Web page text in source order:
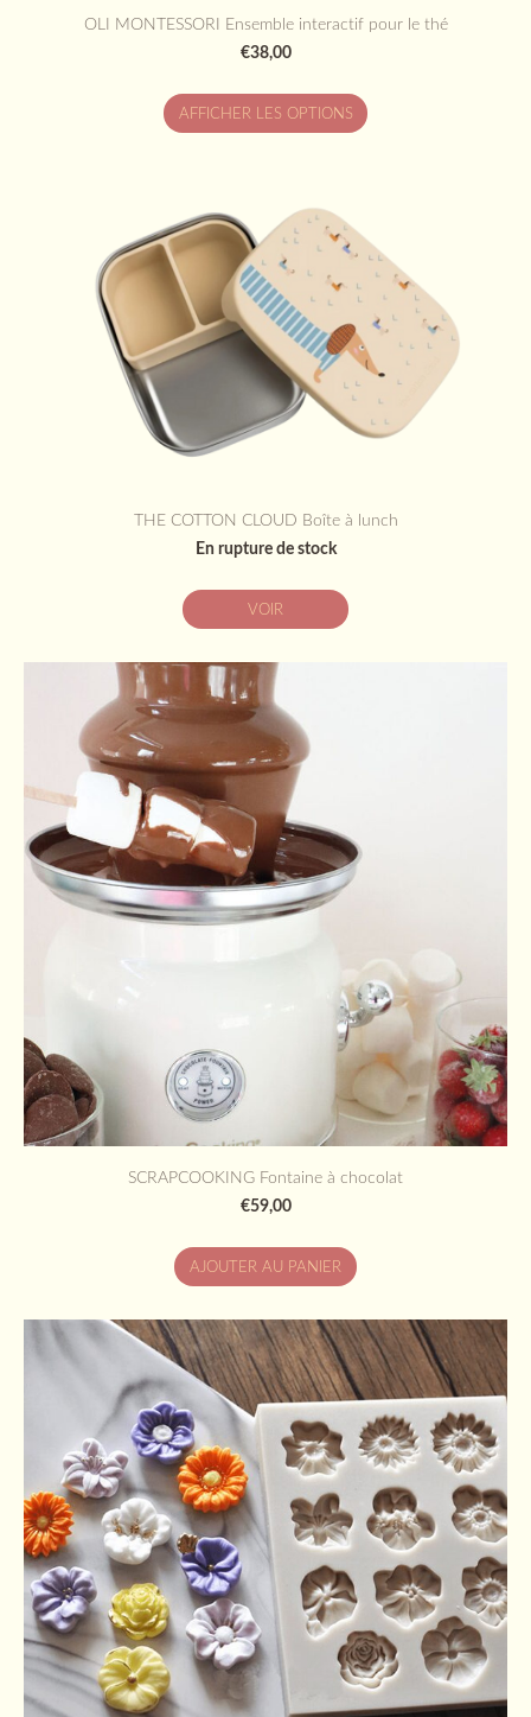
OLI MONTESSORI Ensemble interactif pour le thé
€38,00
AFFICHER LES OPTIONS
THE COTTON CLOUD Boîte à lunch
En rupture de stock
VOIR
SCRAPCOOKING Fontaine à chocolat
€59,00
AJOUTER AU PANIER